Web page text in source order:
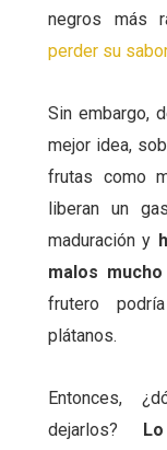
negros más
perder su sabor
Sin embargo,
mejor idea,
frutas como
liberan un
maduración y
malos
frutero
plátanos.
Entonces,
dejarlos? Lo